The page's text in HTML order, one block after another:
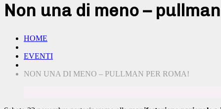
Non una di meno –
HOME
EVENTI
NON UNA DI MENO – PULLMAN PER ROMA!